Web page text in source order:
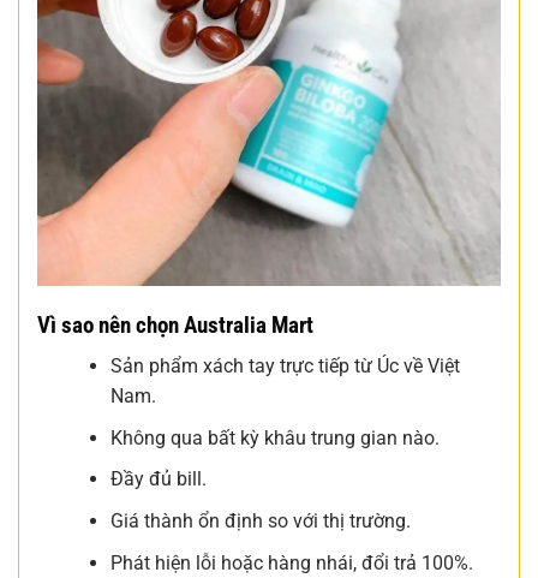
Vì sao nên chọn Australia Mart
Sản phẩm xách tay trực tiếp từ Úc về Việt
Nam.
Không qua bất kỳ khâu trung gian nào.
Đầy đủ bill.
Giá thành ổn định so với thị trường.
Phát hiện lỗi hoặc hàng nhái, đổi trả 100%.